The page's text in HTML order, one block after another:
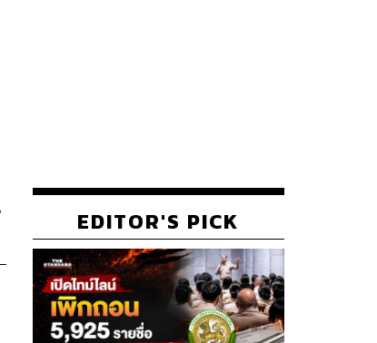
EDITOR'S PICK